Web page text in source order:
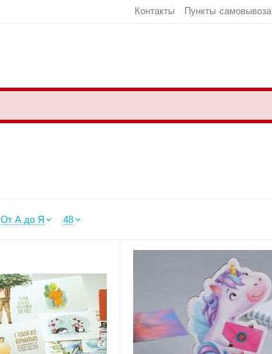
Контакты Пункты самовывоза
От А до Я 48